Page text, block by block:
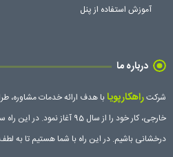
آموزش استفاده از پنل
درباره ما
شرکتراهکارپویابا هدف ارائه خدمات مشاوره،
خارجی، کار خود را از سال 95
درخشانی باشیم. در این راه با شما هستیم تا به